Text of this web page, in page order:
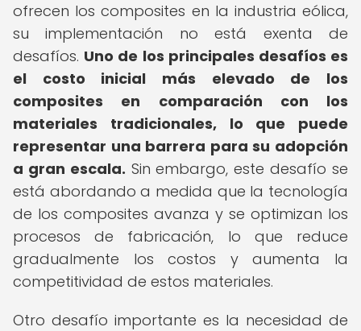
ofrecen los composites en la industria eólica,
su implementación no está exenta de
desafíos. Uno de los principales desafíos es
el costo inicial más elevado de los
composites en comparación con los
materiales tradicionales, lo que puede
representar una barrera para su adopción
a gran escala. Sin embargo, este desafío se
está abordando a medida que la tecnología
de los composites avanza y se optimizan los
procesos de fabricación, lo que reduce
gradualmente los costos y aumenta la
competitividad de estos materiales.
Otro desafío importante es la necesidad de